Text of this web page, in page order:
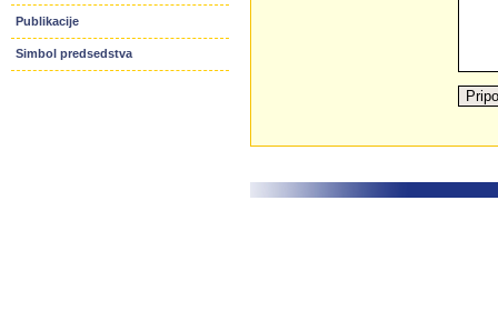
Publikacije
Simbol predsedstva